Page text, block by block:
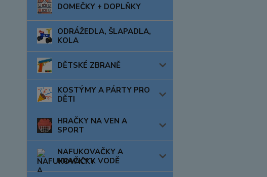
DOMEČKY + DOPLŇKY
ODRÁŽEDLA, ŠLAPADLA,
KOLA
DĚTSKÉ ZBRANĚ
KOSTÝMY A PÁRTY PRO
DĚTI
HRAČKY NA VEN A
SPORT
NAFUKOVAČKY A
HRAČKY K VODĚ